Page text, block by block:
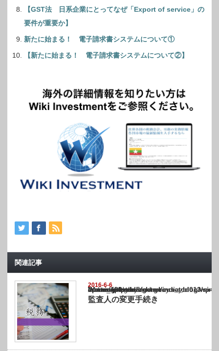
【GST法 日系企業にとってなぜ「Export of service」の
要件が重要か】
新たに始まる！ 電子請求書システムについて①
【新たに始まる！ 電子請求書システムについて②】
関連記事
2016-6-6
Warning
: Undefined array key "show_category" in
/home/netst/kuno-cpa.co.jp/public_html/india_blog/wp-content/themes/
on line183
監査人の変更手続き